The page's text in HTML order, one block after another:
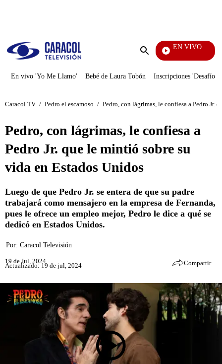
Enviar
EN VIVO
Televentas
En vivo 'Yo Me Llamo' Bebé de Laura Tobón Inscripciones 'Desafío'
Caracol TV / Pedro el escamoso / Pedro, con lágrimas, le confiesa a Pedro Jr.
Pedro, con lágrimas, le confiesa a
Pedro Jr. que le mintió sobre su
vida en Estados Unidos
Luego de que Pedro Jr. se entera de que su padre
trabajará como mensajero en la empresa de Fernanda,
pues le ofrece un empleo mejor, Pedro le dice a qué se
dedicó en Estados Unidos.
Por: Caracol Televisión
19 de Jul, 2024
Actualizado: 19 de jul, 2024 Compartir